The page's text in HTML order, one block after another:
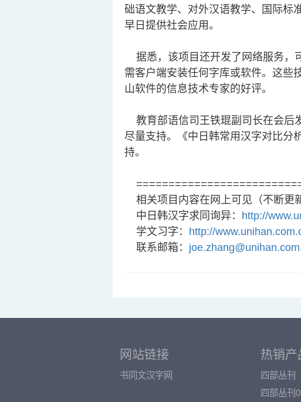
础语文教学、对外汉语教学、国际标
早日提供社会应用。
据悉，该项目还开发了网络服务，
需客户端安装任何字库或软件。这些
山软件的信息技术专家的好评。
教育部语信司王铁琨副司长在会后
尽量支持。《中日韩常用汉字对比分
持。
相关项目内容在网上可见（不断更
中日韩汉字求同询异： http://
学文习字： http://
联系邮箱：
网站链接
书同文汉字网
热销产
四部丛刊
四部丛刊